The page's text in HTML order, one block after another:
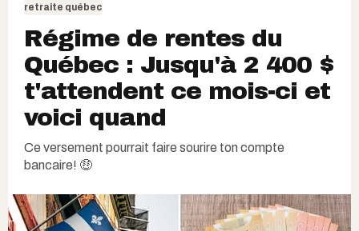
retraite québec
Régime de rentes du
Québec : Jusqu'à 2 400 $
t'attendent ce mois-ci et
voici quand
Ce versement pourrait faire sourire ton compte
bancaire! 🤑